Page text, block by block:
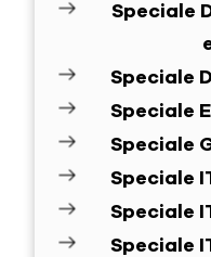
Speciale
Speciale
Speciale
Speciale
Speciale
Speciale
Speciale